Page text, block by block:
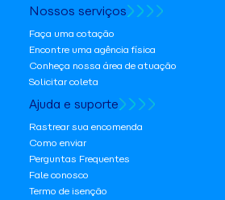
Nossos serviços
Faça uma cotação
Encontre uma agência física
Conheça nossa área de atuação
Solicitar coleta
Ajuda e suporte
Rastrear sua encomenda
Como enviar
Perguntas Frequentes
Fale conosco
Termo de isenção